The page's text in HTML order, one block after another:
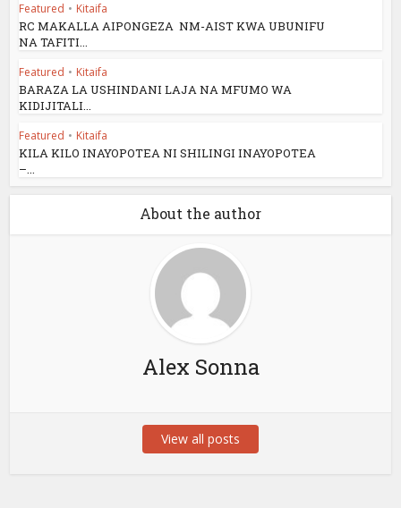
Featured • Kitaifa
RC MAKALLA AIPONGEZA NM-AIST KWA UBUNIFU
NA TAFITI...
Featured • Kitaifa
BARAZA LA USHINDANI LAJA NA MFUMO WA
KIDIJITALI...
Featured • Kitaifa
KILA KILO INAYOPOTEA NI SHILINGI INAYOPOTEA
–...
About the author
Alex Sonna
View all posts